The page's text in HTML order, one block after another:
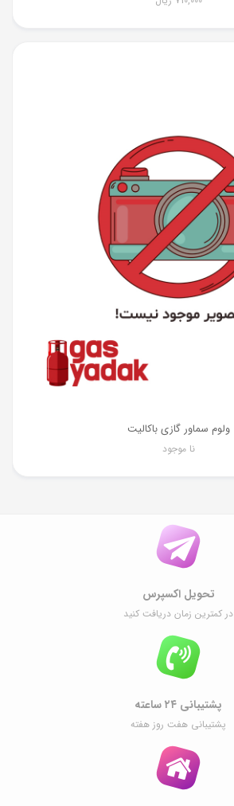
ولوم سماور گازی باکالیت
نا موجود
تحویل اکسپرس
در کمترین زمان دریافت کنید
پشتیبانی ۲۴ ساعته
پشتیبانی هفت روز هفته